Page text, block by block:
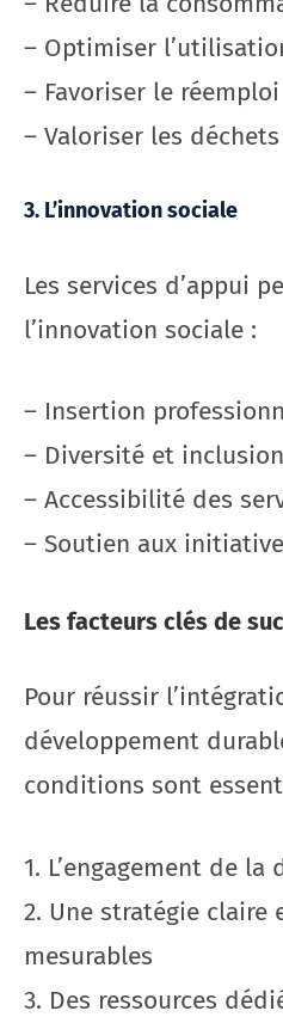
– Optimiser
– Favoriser le
– Valoriser les déchets
3. L’innovation sociale
Les services d’appui
l’innovation sociale :
– Insertion
– Diversité et inclusion
– Accessibilité des
– Soutien aux
Les facteurs clés de
Pour réussir
développement
conditions sont
1. L’engagement de la
2. Une stratégie claire
mesurables
3. Des ressources